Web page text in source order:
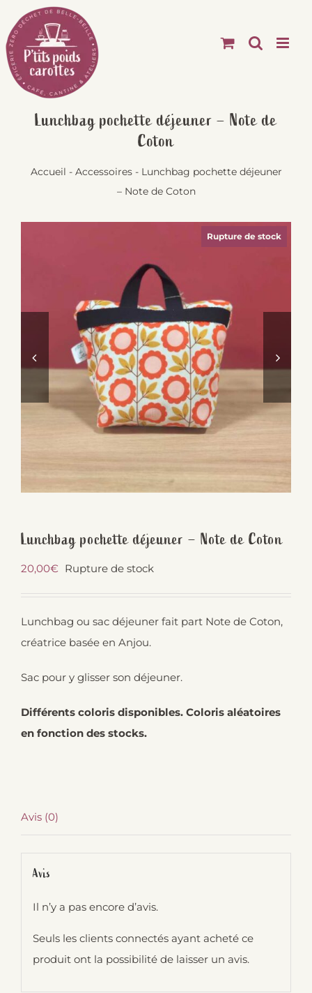
Passer
au
contenu
Lunchbag pochette déjeuner – Note de
Coton
Accueil - Accessoires- Lunchbag pochette déjeuner
– Note de Coton
Lunchbag pochette déjeuner – Note de Coton
20,00€
Rupture de stock
Rupture de stock
Lunchbag ou sac déjeuner fait part Note de Coton,
créatrice basée en Anjou.
Sac pour y glisser son déjeuner.
Différents coloris disponibles. Coloris aléatoires
en fonction des stocks.
Avis (0)
Avis
Il n’y a pas encore d’avis.
Seuls les clients connectés ayant acheté ce
produit ont la possibilité de laisser un avis.